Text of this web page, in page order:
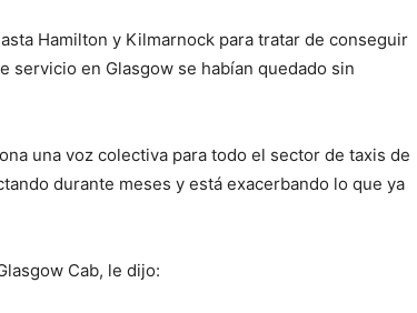
Hamilton y Kilmarnock para tratar de conseguir
servicio en Glasgow se habían quedado sin
una voz colectiva para todo el sector de taxis de
durante meses y está exacerbando lo que ya
Cab, le dijo: